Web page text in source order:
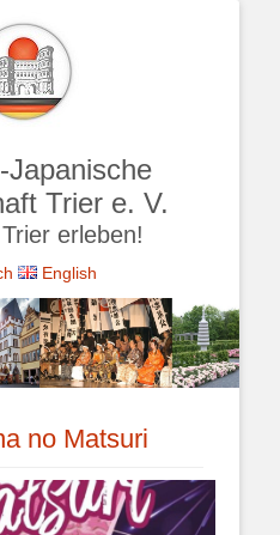
Japanische
Trier e. V.
erleben!
English
no Matsuri